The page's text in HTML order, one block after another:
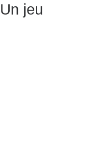
Un jeu